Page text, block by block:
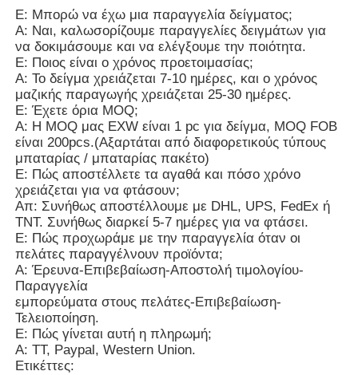
Ε: Μπορώ να έχω μια παραγγελία δείγματος;
Α: Ναι, καλωσορίζουμε παραγγελίες δειγμάτων για
να δοκιμάσουμε και να ελέγξουμε την ποιότητα.
Ε: Ποιος είναι ο χρόνος προετοιμασίας;
Α: Το δείγμα χρειάζεται 7-10 ημέρες, και ο χρόνος
μαζικής παραγωγής χρειάζεται 25-30 ημέρες.
Ε: Έχετε όρια MOQ;
Α: Η MOQ μας EXW είναι 1 pc για δείγμα, MOQ FOB
είναι 200pcs.(Αξαρτάται από διαφορετικούς τύπους
μπαταρίας / μπαταρίας πακέτο)
Ε: Πώς αποστέλλετε τα αγαθά και πόσο χρόνο
χρειάζεται για να φτάσουν;
Απ: Συνήθως αποστέλλουμε με DHL, UPS, FedEx ή
TNT. Συνήθως διαρκεί 5-7 ημέρες για να φτάσει.
Ε: Πώς προχωράμε με την παραγγελία όταν οι
πελάτες παραγγέλνουν προϊόντα;
Α: Έρευνα-Επιβεβαίωση-Αποστολή τιμολογίου-
Παραγγελία
εμπορεύματα στους πελάτες-Επιβεβαίωση-
Τελειοποίηση.
Ε: Πώς γίνεται αυτή η πληρωμή;
Α: TT, Paypal, Western Union.
Ετικέττες: